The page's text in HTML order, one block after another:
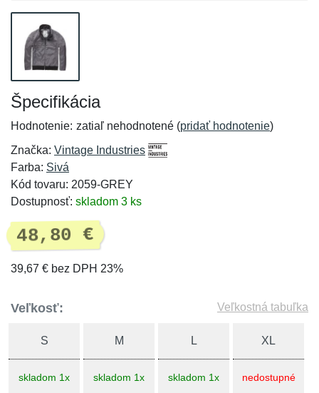
Špecifikácia
Hodnotenie: zatiaľ nehodnotené (pridať hodnotenie)
Značka: Vintage Industries
Farba: Sivá
Kód tovaru: 2059-GREY
Dostupnosť: skladom 3 ks
48,80 €
39,67 € bez DPH 23%
Veľkosť: Veľkostná tabuľka
S
skladom 1x
M
skladom 1x
L
skladom 1x
XL
nedostupné